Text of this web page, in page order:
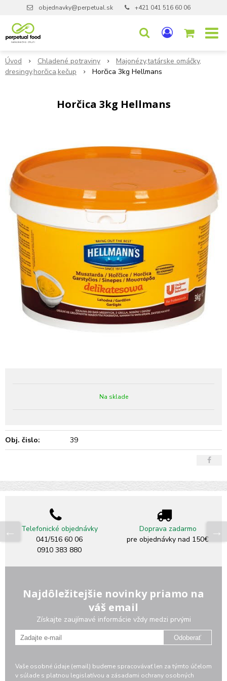
objednavky@perpetual.sk +421 041 516 60 06
Úvod Chladené potraviny
Majonézy,tatárske omáčky,
dresingy,horčica,kečup
Horčica 3kg Hellmans
Horčica 3kg Hellmans
Na sklade
Obj. čislo: 39
Telefonické objednávky
041/516 60 06
0910 383 880
Doprava zadarmo
pre objednávky nad 150€
Najdôležitejšie novinky priamo na
váš email
Získajte zaujímavé informácie vždy medzi prvými
Odoberať
Vaše osobné údaje (email) budeme spracovávať len za týmto účelom
v súlade s platnou legislatívou a zásadami ochrany osobných